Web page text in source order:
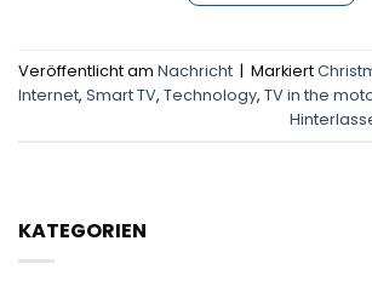
Veröffentlicht am Nachricht | Markiert
Internet, Smart TV, Technology, TV in the
KATEGORIEN